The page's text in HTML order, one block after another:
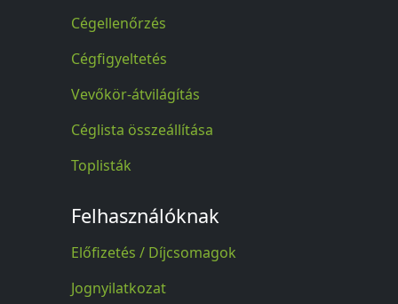
Cégellenőrzés
Cégfigyeltetés
Vevőkör-átvilágítás
Céglista összeállítása
Toplisták
Felhasználóknak
Előfizetés / Díjcsomagok
Jognyilatkozat